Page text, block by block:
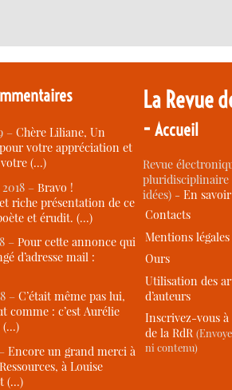
–Chère Liliane, Un
votre appréciation et
(…)
–Bravo !
riche présentation de ce
et érudit. (…)
–Pour cette annonce qui
d’adresse mail :
–C’était même pas lui,
comme : c’est Aurélie
(…)
Encore un grand merci à
à Louise
(…)
La Revue
-Accueil
Revue
idées) -En
Contacts
Mentions légales
Ours
Utilisation des
d’auteurs
Inscrivez-vous
de la RdR
ni contenu)